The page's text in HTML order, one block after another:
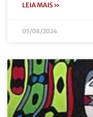
LEIA MAIS »
05/08/2024